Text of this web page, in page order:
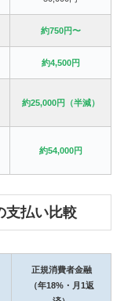
約750円〜
約4,500円
約25,000円（半減）
約54,000円
支払い比較
正規消費者金融
（年18%・月1返